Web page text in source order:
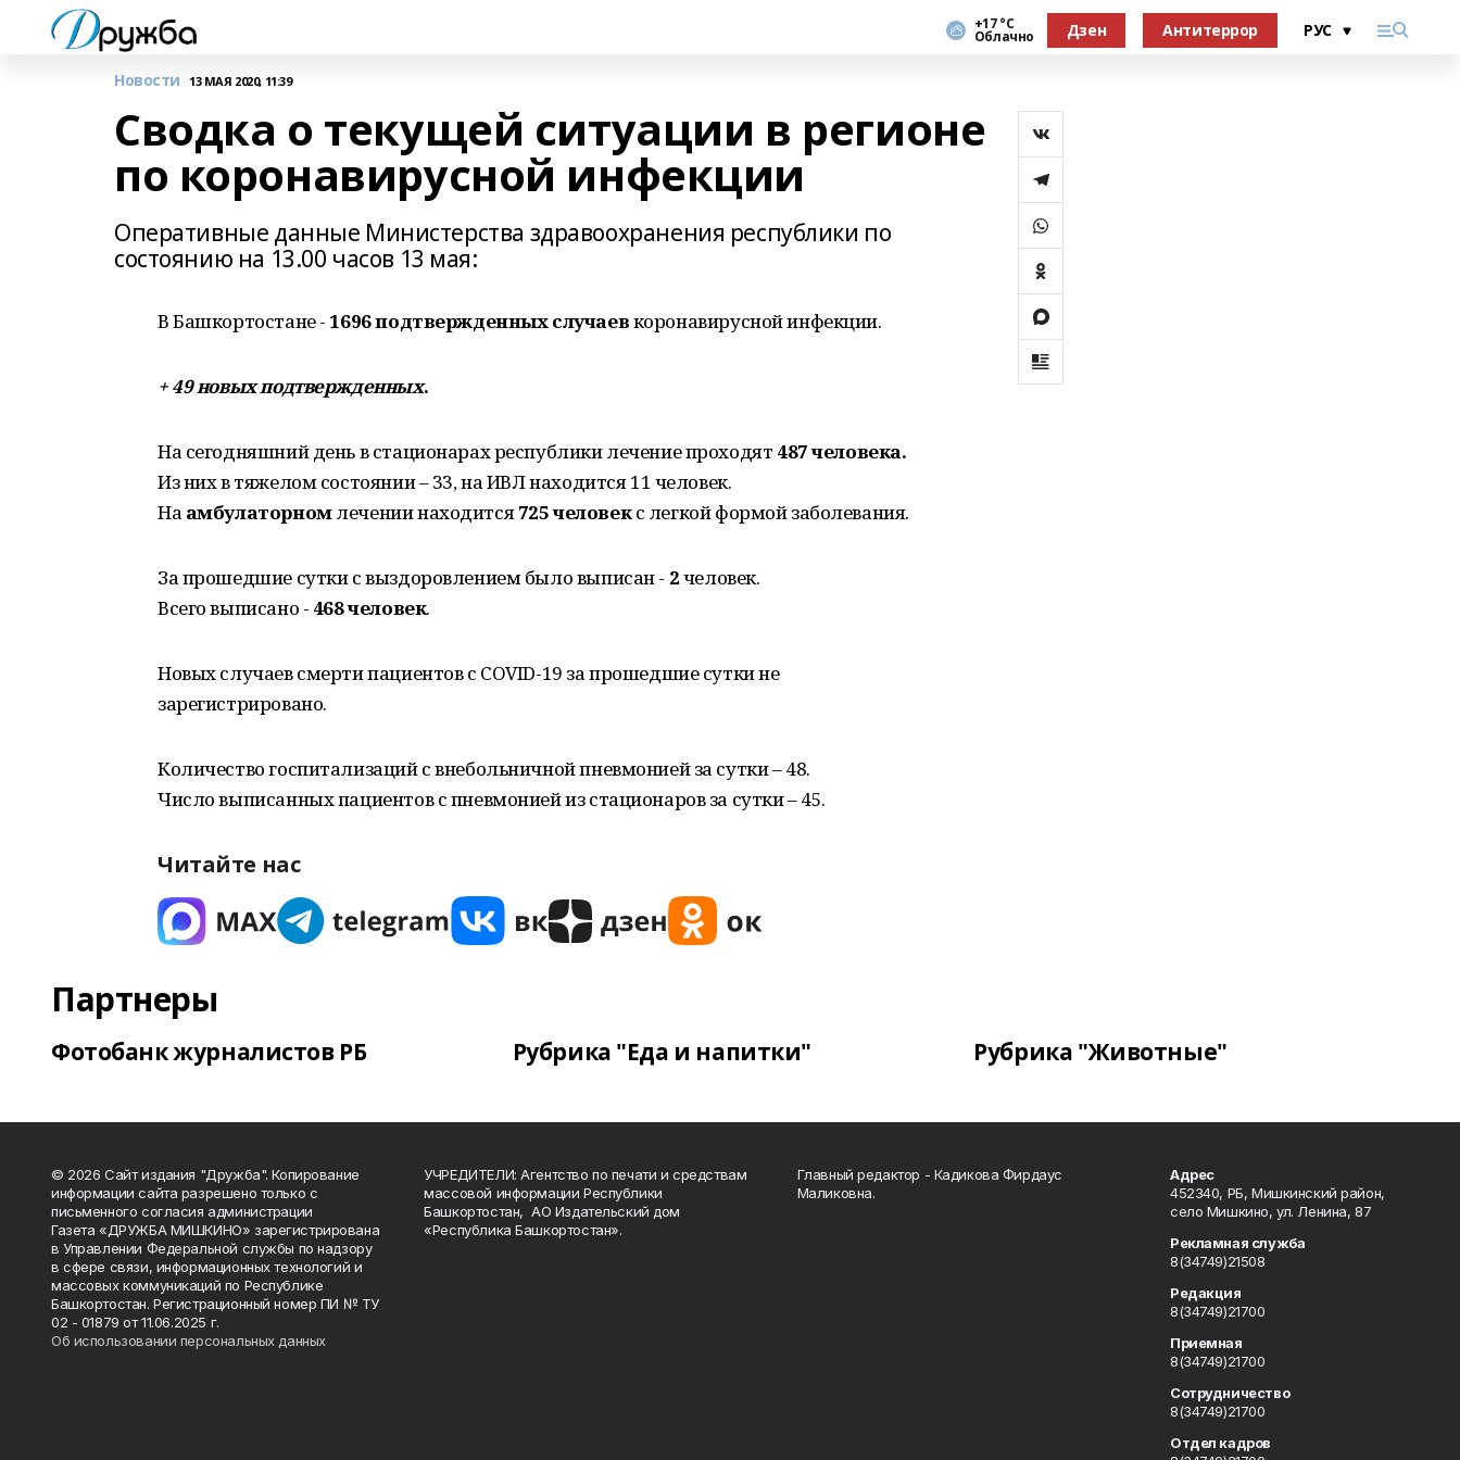
+17 °С
Облачно Дзен Антитеррор
Новости 13 МАЯ 2020, 11:39
Сводка о текущей ситуации в регионе
по коронавирусной инфекции
Оперативные данные Министерства здравоохранения республики по
состоянию на 13.00 часов 13 мая:
В Башкортостане - 1696 подтвержденных случаевкоронавирусной инфекции.
+ 49 новых подтвержденных.
На сегодняшний день в стационарах республики лечение проходят 487 человека.
Из них в тяжелом состоянии – 33, на ИВЛ находится 11 человек.
На амбулаторномлечении находится725 человекс легкой формой заболевания.
За прошедшие сутки с выздоровлением было выписан - 2человек.
Всего выписано - 468 человек.
Новых случаев смерти пациентов с COVID-19 за прошедшие сутки не
зарегистрировано.
Количество госпитализаций с внебольничной пневмонией за сутки – 48.
Число выписанных пациентов с пневмонией из стационаров за сутки – 45.
Читайте нас
Партнеры
Фотобанк журналистов РБ Рубрика "Еда и напитки" Рубрика "Животные"
© 2026 Сайт издания "Дружба". Копирование
информации сайта разрешено только с
письменного согласия администрации
Газета «ДРУЖБА МИШКИНО» зарегистрирована
в Управлении Федеральной службы по надзору
в сфере связи, информационных технологий и
массовых коммуникаций по Республике
Башкортостан. Регистрационный номер ПИ № ТУ
02 - 01879 от 11.06.2025 г.
Об использовании персональных данных
УЧРЕДИТЕЛИ: Агентство по печати и средствам
массовой информации Республики
Башкортостан, АО Издательский дом
«Республика Башкортостан».
Главный редактор - Кадикова Фирдаус
Маликовна.
Адрес
452340, РБ, Мишкинский район,
село Мишкино, ул. Ленина, 87
Рекламная служба
8(34749)21508
Редакция
8(34749)21700
Приемная
8(34749)21700
Сотрудничество
8(34749)21700
Отдел кадров